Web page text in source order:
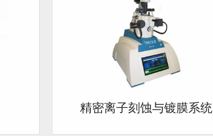
精密离子刻蚀与镀膜系统